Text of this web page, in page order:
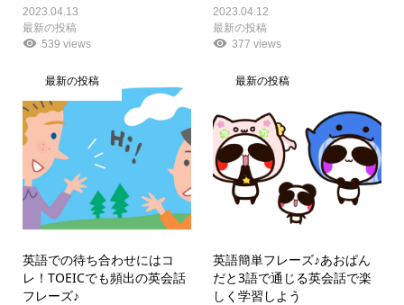
2023.04.13
最新の投稿
539 views
2023.04.12
最新の投稿
377 views
最新の投稿
英語での待ち合わせにはコ
レ！TOEICでも頻出の英会話
フレーズ♪
最新の投稿
英語簡単フレーズ♪あおぱん
だと3語で通じる英会話で楽
しく学習しよう